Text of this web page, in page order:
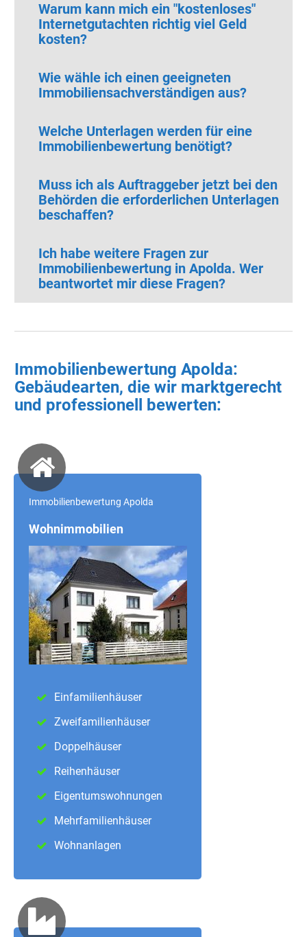
Warum kann mich ein "kostenloses"
Internetgutachten richtig viel Geld
kosten?
Wie wähle ich einen geeigneten
Immobiliensachverständigen aus?
Welche Unterlagen werden für eine
Immobilienbewertung benötigt?
Muss ich als Auftraggeber jetzt bei den
Behörden die erforderlichen Unterlagen
beschaffen?
Ich habe weitere Fragen zur
Immobilienbewertung in Apolda. Wer
beantwortet mir diese Fragen?
Immobilienbewertung Apolda:
Gebäudearten, die wir marktgerecht
und professionell bewerten:
Immobilienbewertung Apolda
Wohnimmobilien
Einfamilienhäuser
Zweifamilienhäuser
Doppelhäuser
Reihenhäuser
Eigentumswohnungen
Mehrfamilienhäuser
Wohnanlagen